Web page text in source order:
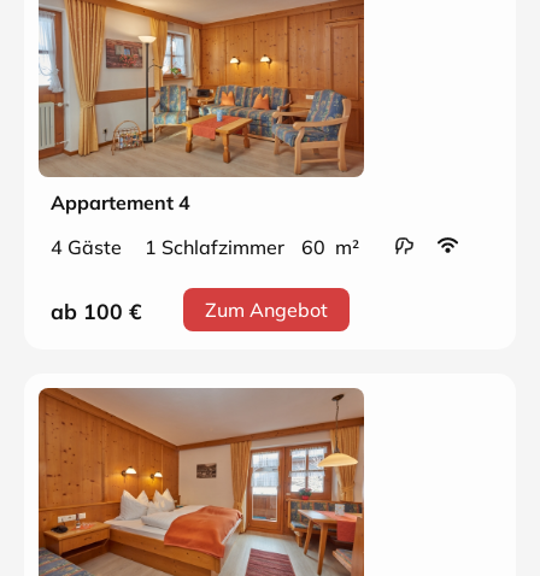
Appartement 4
4 Gäste
1 Schlafzimmer 60 m²
ab 100 € Zum Angebot